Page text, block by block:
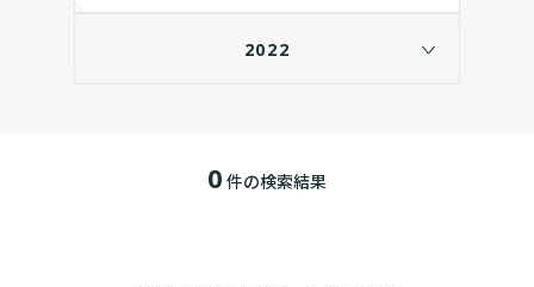
2022
0 件の検索結果